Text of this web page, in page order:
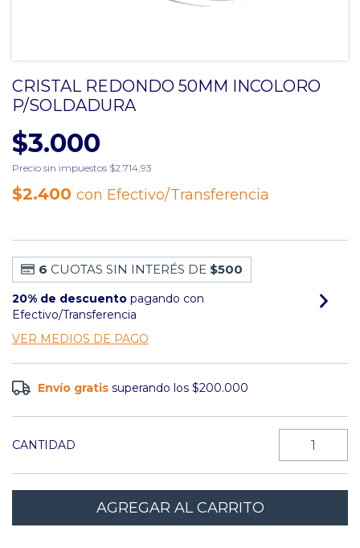
CRISTAL REDONDO 50MM INCOLORO
P/SOLDADURA
$3.000
Precio sin impuestos $2.714,93
$2.400 con Efectivo/Transferencia
6 CUOTAS SIN INTERÉS DE $500
20% de descuento pagando con
Efectivo/Transferencia
VER MEDIOS DE PAGO
Envío gratis superando los$200.000
CANTIDAD